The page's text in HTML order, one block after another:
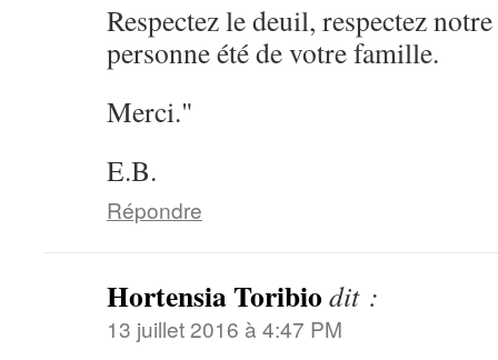
Respectez le deuil, respectez
personne été de votre famille.
Merci."
E.B.
Répondre
Hortensia Toribio dit :
13 juillet 2016 à 4:47 PM